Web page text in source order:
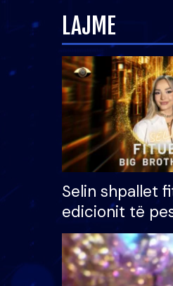
LAJME
Selin shpallet
edicionit të
Brother VIP,
çmimin e
mijë eurosh